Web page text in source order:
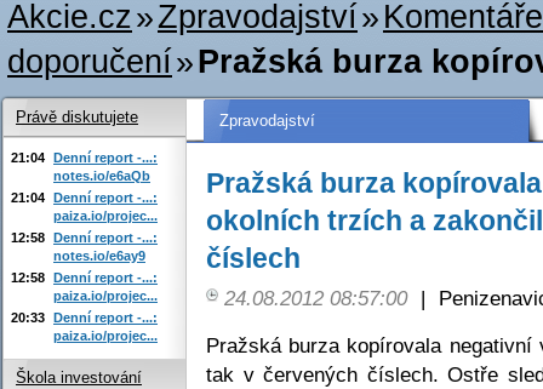
Akcie.cz»Zpravodajství»
doporučení»Pražská burza
Zpravodajství
Pražská burza
okolních trzích a
číslech
24.08.2012 08:57:00 |
Pražská burza kopírovala
tak v červených číslech. Ostře
Právě diskutujete
21:04 Denní report -...:
notes.io/e6aQb
21:04 Denní report -...:
paiza.io/projec...
12:58 Denní report -...:
notes.io/e6ay9
12:58 Denní report -...:
paiza.io/projec...
20:33 Denní report -...:
paiza.io/projec...
Škola investování